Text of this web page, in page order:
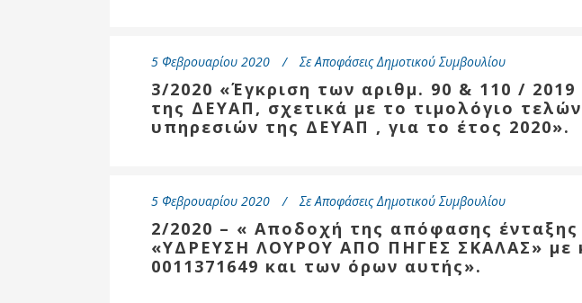
5 Φεβρουαρίου 2020 Σε Αποφάσεις Δημοτικού Συμβουλίου
3/2020 «Έγκριση των αριθμ. 90 & 110 /
της ΔΕΥΑΠ, σχετικά με το τιμολόγιο
υπηρεσιών της ΔΕΥΑΠ , για το έτος 2020».
5 Φεβρουαρίου 2020 Σε Αποφάσεις Δημοτικού Συμβουλίου
2/2020 – « Αποδοχή της απόφασης ένταξης
«ΥΔΡΕΥΣΗ ΛΟΥΡΟΥ ΑΠΟ ΠΗΓΕΣ ΣΚΑΛΑΣ» με
0011371649 και των όρων αυτής».